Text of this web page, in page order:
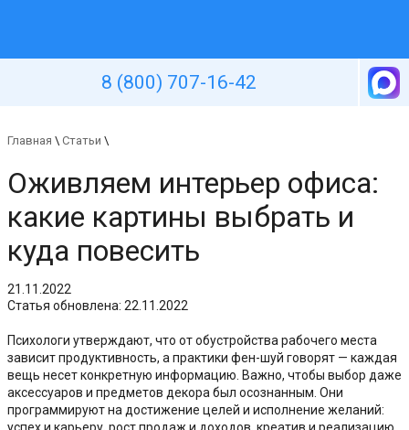
8 (800) 707-16-42
Главная \ Статьи \
Оживляем интерьер офиса:
какие картины выбрать и
куда повесить
21.11.2022
Статья обновлена: 22.11.2022
Психологи утверждают, что от обустройства рабочего места
зависит продуктивность, а практики фен-шуй говорят — каждая
вещь несет конкретную информацию. Важно, чтобы выбор даже
аксессуаров и предметов декора был осознанным. Они
программируют на достижение целей и исполнение желаний: